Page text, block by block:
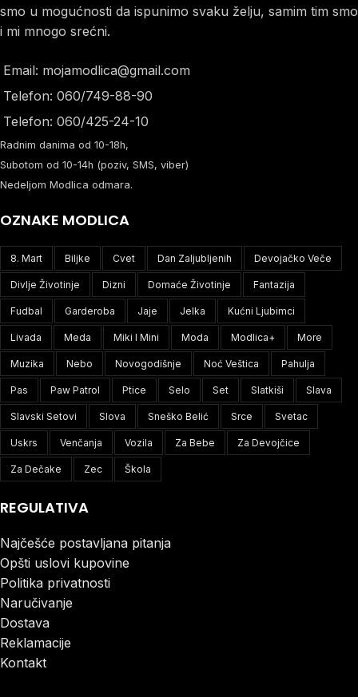
smo u mogućnosti da ispunimo svaku želju, samim tim smo
i mi mnogo srećni.
Email: mojamodlica@gmail.com
Telefon: 060/749-88-90
Telefon: 060/425-24-10
Radnim danima od 10-18h,
Subotom od 10-14h (poziv, SMS, viber)
Nedeljom Modlica odmara.
OZNAKE MODLICA
8. Mart Biljke Cvet Dan Zaljubljenih Devojačko Veče
Divlje Životinje Dizni Domaće Životinje Fantazija
Fudbal Garderoba Jaje Jelka Kućni Ljubimci
Livada Meda Miki I Mini Moda Modlica+ More
Muzika Nebo Novogodišnje Noć Veštica Pahulja
Pas Paw Patrol Ptice Selo Set Slatkiši Slava
Slavski Setovi Slova Sneško Belić Srce Svetac
Uskrs Venčanja Vozila Za Bebe Za Devojčice
Za Dečake Zec Škola
REGULATIVA
Najčešće postavljana pitanja
Opšti uslovi kupovine
Politika privatnosti
Naručivanje
Dostava
Reklamacije
Kontakt